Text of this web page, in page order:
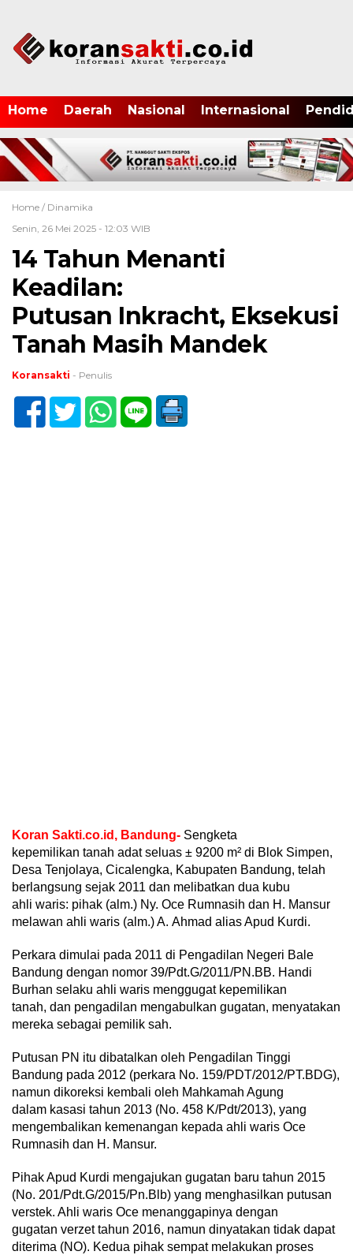
Home Daerah Nasional Internasional
Home / Dinamika
Senin, 26 Mei 2025 - 12:03 WIB
14 Tahun Menanti
Keadilan:
Putusan Inkracht, Eksekusi
Tanah Masih Mandek
Koransakti - Penulis
Koran Sakti.co.id, Bandung- Sengketa
kepemilikan tanah adat seluas ± 9200 m² di Blok Simpen,
Desa Tenjolaya, Cicalengka, Kabupaten Bandung, telah
berlangsung sejak 2011 dan melibatkan dua kubu
ahli waris: pihak (alm.) Ny. Oce Rumnasih dan H. Mansur
melawan ahli waris (alm.) A. Ahmad alias Apud Kurdi.
Perkara dimulai pada 2011 di Pengadilan Negeri Bale
Bandung dengan nomor 39/Pdt.G/2011/PN.BB. Handi
Burhan selaku ahli waris menggugat kepemilikan
tanah, dan pengadilan mengabulkan gugatan, menyatakan
mereka sebagai pemilik sah.
Putusan PN itu dibatalkan oleh Pengadilan Tinggi
Bandung pada 2012 (perkara No. 159/PDT/2012/PT.BDG),
namun dikoreksi kembali oleh Mahkamah Agung
dalam kasasi tahun 2013 (No. 458 K/Pdt/2013), yang
mengembalikan kemenangan kepada ahli waris Oce
Rumnasih dan H. Mansur.
Pihak Apud Kurdi mengajukan gugatan baru tahun 2015
(No. 201/Pdt.G/2015/Pn.Blb) yang menghasilkan putusan
verstek. Ahli waris Oce menanggapinya dengan
gugatan verzet tahun 2016, namun dinyatakan tidak dapat
diterima (NO). Kedua pihak sempat melakukan proses